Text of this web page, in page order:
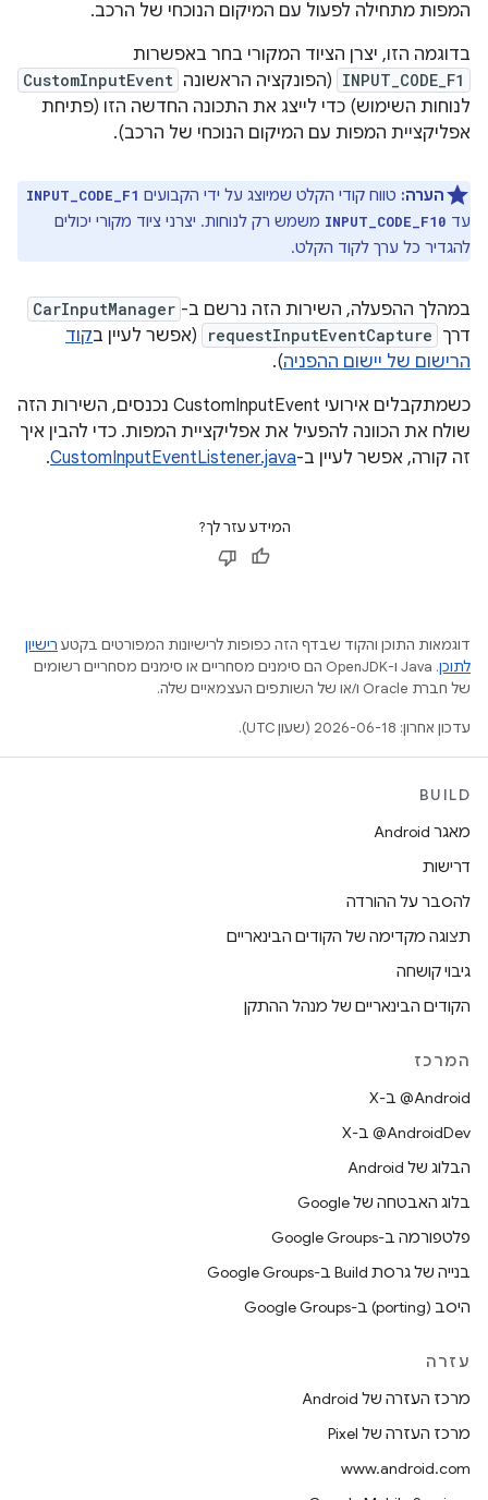
המפות מתחילה לפעול עם המיקום הנוכחי של הרכב.
בדוגמה הזו, יצרן הציוד המקורי בחר באפשרות
INPUT_CODE_F1 (הפונקציה הראשונה CustomInputEvent
לנוחות השימוש) כדי לייצג את התכונה החדשה הזו (פתיחת
אפליקציית המפות עם המיקום הנוכחי של הרכב).
הערה: טווח קודי הקלט שמיוצג על ידי הקבועים INPUT_CODE_F1
עד INPUT_CODE_F10 משמש רק לנוחות. יצרני ציוד מקורי יכולים
להגדיר כל ערך לקוד הקלט.
במהלך ההפעלה, השירות הזה נרשם ב- CarInputManager
דרך requestInputEventCapture (אפשר לעיין בקוד
הרישום של יישום ההפניה).
כשמתקבלים אירועי CustomInputEvent נכנסים, השירות הזה
שולח את הכוונה להפעיל את אפליקציית המפות. כדי להבין איך
זה קורה, אפשר לעיין ב-CustomInputEventListener.java
.
המידע עזר לך?
דוגמאות התוכן והקוד שבדף הזה כפופות לרישיונות המפורטים בקטע רישיון
לתוכן
.‏ Java ו-OpenJDK הם סימנים מסחריים או סימנים מסחריים רשומים
של חברת Oracle ו/או של השותפים העצמאיים שלה.
עדכון אחרון: 2026-06-18 (שעון UTC).
BUILD
מאגר Android
דרישות
להסבר על ההורדה
תצוגה מקדימה של הקודים הבינאריים
גיבוי קושחה
הקודים הבינאריים של מנהל ההתקן
המרכז
‫‎@Android ב-X
‫‎@AndroidDev ב-X
הבלוג של Android
בלוג האבטחה של Google
פלטפורמה ב-Google Groups
בנייה של גרסת Build ב-Google Groups
היסב (porting) ב-Google Groups
עזרה
מרכז העזרה של Android
מרכז העזרה של Pixel
www.android.com